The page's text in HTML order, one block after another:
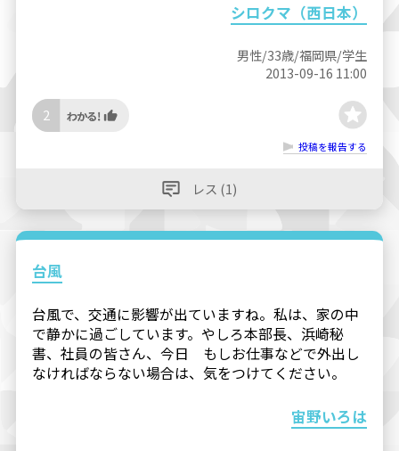
シロクマ（西日本）
男性/33歳/福岡県/学生
2013-09-16 11:00
2
投稿を報告する
レス (1)
台風
台風で、交通に影響が出ていますね。私は、家の中
で静かに過ごしています。やしろ本部長、浜崎秘
書、社員の皆さん、今日 もしお仕事などで外出し
なければならない場合は、気をつけてください。
宙野いろは